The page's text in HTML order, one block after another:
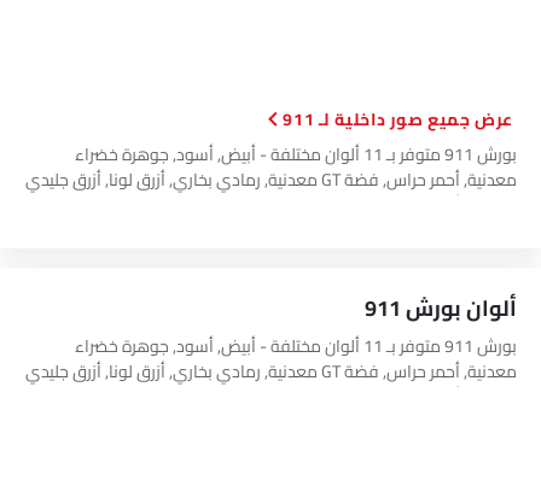
صور داخلية لـ 911
بورش 911 متوفر بـ 11 ألوان مختلفة - أبيض, أسود, جوهرة خضراء
معدنية, أحمر حراس, فضة GT معدنية, رمادي بخاري, أزرق لونا, أزرق جليدي
معدني, أحمر كاردينالي, Young Gun, Crayon.
ألوان بورش 911
بورش 911 متوفر بـ 11 ألوان مختلفة - أبيض, أسود, جوهرة خضراء
معدنية, أحمر حراس, فضة GT معدنية, رمادي بخاري, أزرق لونا, أزرق جليدي
معدني, أحمر كاردينالي, Young Gun, Crayon.